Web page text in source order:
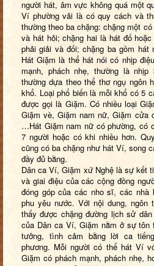
người hát, âm vực không quá một
Ví phường vải là có quy cách và
thường theo ba chặng: chặng một
và hát hỏi; chặng hai là hát đố
phải giải và đối; chặng ba gồm
Hát Giặm là thể hát nói có nhịp
mạnh, phách nhẹ, thường là
thường dựa theo thể thơ ngụ ngôn
khổ. Loại phổ biến là mỗi khổ có 5
được gọi là Giặm. Có nhiều loại
Giặm vè, Giặm nam nữ, Giặm cửa
…Hát Giặm nam nữ có phường, có
7 người hoặc có khi nhiều hơn.
cũng có ba chặng như hát Ví, song
đầy đủ bằng.
Dân ca Ví, Giặm xứ Nghệ là sự kết
và giai điệu của các cộng đồng
đóng góp của các nho sĩ, các
phu yêu nước. Với nội dung,
thấy được chặng đường lịch sử
của Dân ca Ví, Giặm nằm ở sự
tưởng, tình cảm bằng lời ca
phương. Mỗi người có thể hát Ví
Giặm có phách mạnh, phách nhẹ,